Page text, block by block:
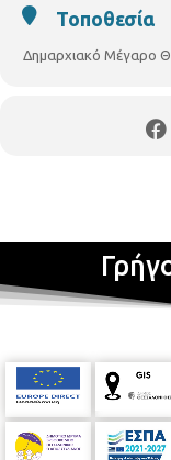
Τοποθεσία
Δημαρχιακό Μέγαρο